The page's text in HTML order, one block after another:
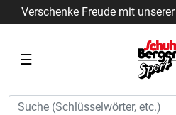
Verschenke Freude mit unserer
☰